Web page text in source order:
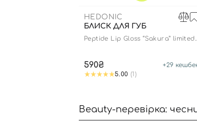
HEDONIC
БЛИСК ДЛЯ ГУБ
Peptide Lip Gloss “Sakura” limited
590₴ +29
5.00 (1)
Beauty-перевірка: